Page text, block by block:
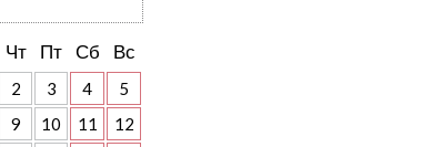
Чт Пт Сб Вс
2 3 4
5
9 10 11
12